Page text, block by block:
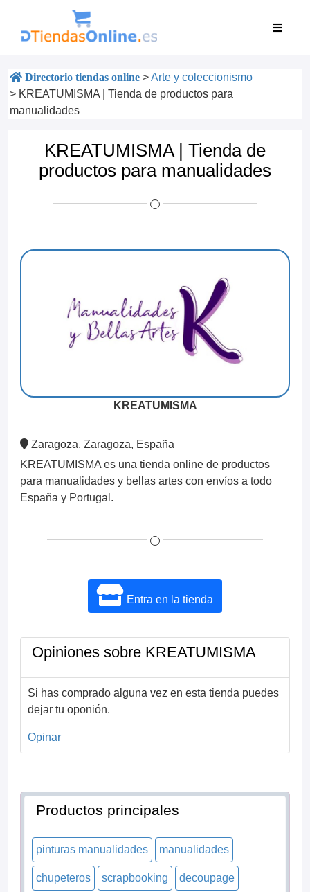
Directorio tiendas online >Arte y coleccionismo
> KREATUMISMA | Tienda de productos para
manualidades
KREATUMISMA | Tienda de
productos para manualidades
KREATUMISMA
Zaragoza, Zaragoza, España
KREATUMISMA es una tienda online de productos
para manualidades y bellas artes con envíos a todo
España y Portugal.
Entra en la tienda
Opiniones sobre KREATUMISMA
Si has comprado alguna vez en esta tienda puedes
dejar tu oponión.
Opinar
Productos principales
pinturas manualidades manualidades
chupeteros scrapbooking decoupage